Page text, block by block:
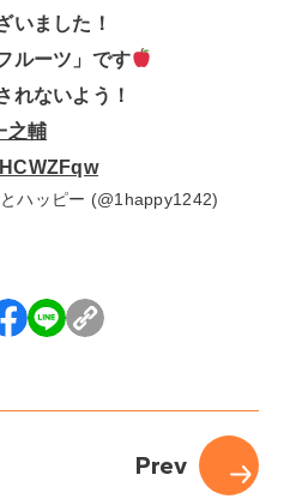
いました！
ルーツ」です
れないよう！
之輔
ハッピー (@1happy1242)